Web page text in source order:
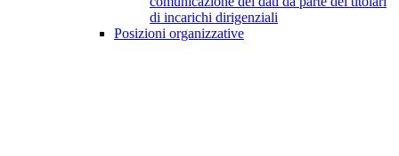
di incarichi dirigenziali
Posizioni organizzative